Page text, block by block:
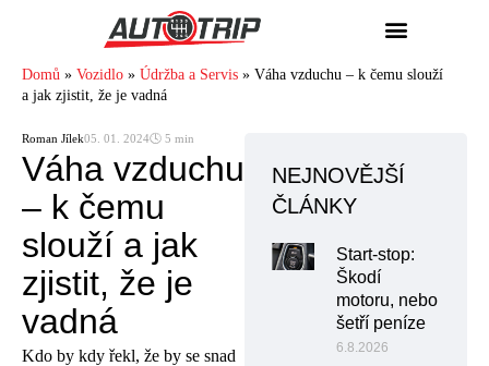
Domů » Vozidlo » Údržba a Servis » Váha vzduchu – k čemu slouží
a jak zjistit, že je vadná
Roman Jílek05. 01. 2024🕓 5 min
Váha vzduchu
– k čemu
slouží a jak
zjistit, že je
vadná
Kdo by kdy řekl, že by se snad
NEJNOVĚJŠÍ
ČLÁNKY
Start-stop:
Škodí
motoru, nebo
šetří peníze
6.8.2026